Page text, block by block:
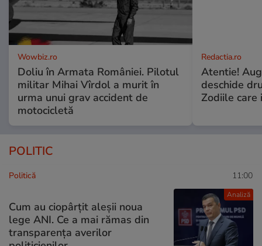
Wowbiz.ro
Doliu în Armata României. Pilotul
militar Mihai Vîrdol a murit în
urma unui grav accident de
motocicletă
Redactia.ro
Atentie!
deschide
Zodiile care
POLITIC
Analiză
Politică 11:00
Cum au ciopârțit aleșii noua
lege ANI. Ce a mai rămas din
transparența averilor